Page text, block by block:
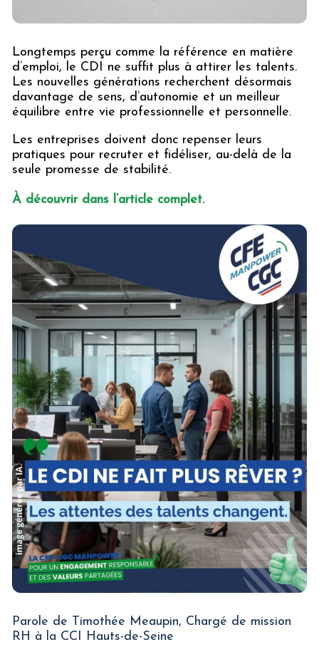
Longtemps perçu comme la référence en matière
d’emploi, le CDI ne suffit plus à attirer les talents.
Les nouvelles générations recherchent désormais
davantage de sens, d’autonomie et un meilleur
équilibre entre vie professionnelle et personnelle.
Les entreprises doivent donc repenser leurs
pratiques pour recruter et fidéliser, au-delà de la
seule promesse de stabilité.
À découvrir dans l’article complet.
Parole de Timothée Meaupin, Chargé de mission
RH à la CCI Hauts-de-Seine